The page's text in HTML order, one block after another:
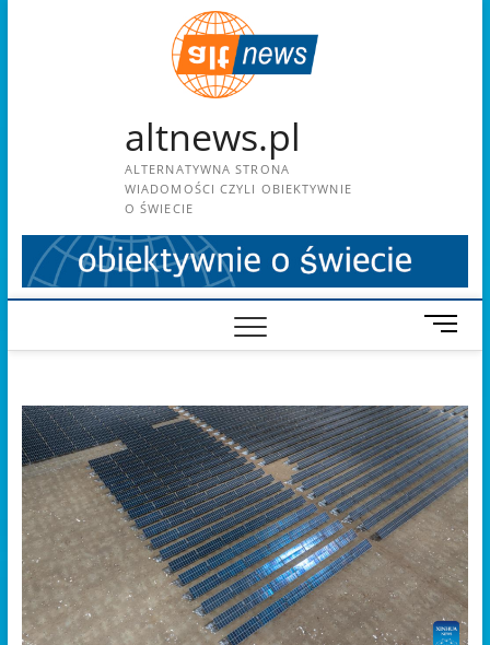
altnews.pl
ALTERNATYWNA STRONA
WIADOMOŚCI CZYLI OBIEKTYWNIE
O ŚWIECIE
M
e
B
u
t
t
o
n